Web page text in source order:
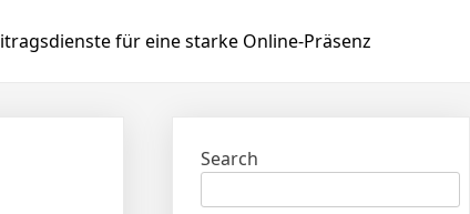
für eine starke Online-Präsenz
Search